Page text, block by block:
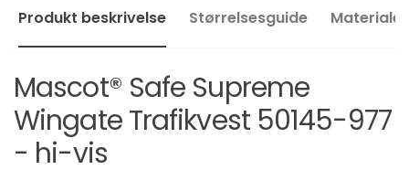
Produkt beskrivelse Størrelsesguide Materialer
Mascot® Safe Supreme
Wingate Trafikvest 50145-977
- hi-vis